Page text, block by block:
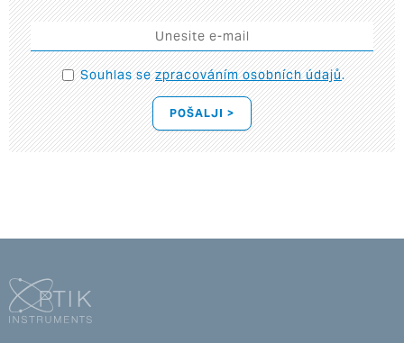
Souhlas sezpracováním osobních údajů.
POŠALJI >